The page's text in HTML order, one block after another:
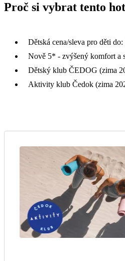
Proč si vybrat tento
Dětská cena/sleva pro děti do:
Nově 5* - zvýšený komfort a
Dětský klub ČEDOG (zima
Aktivity klub Čedok (zima